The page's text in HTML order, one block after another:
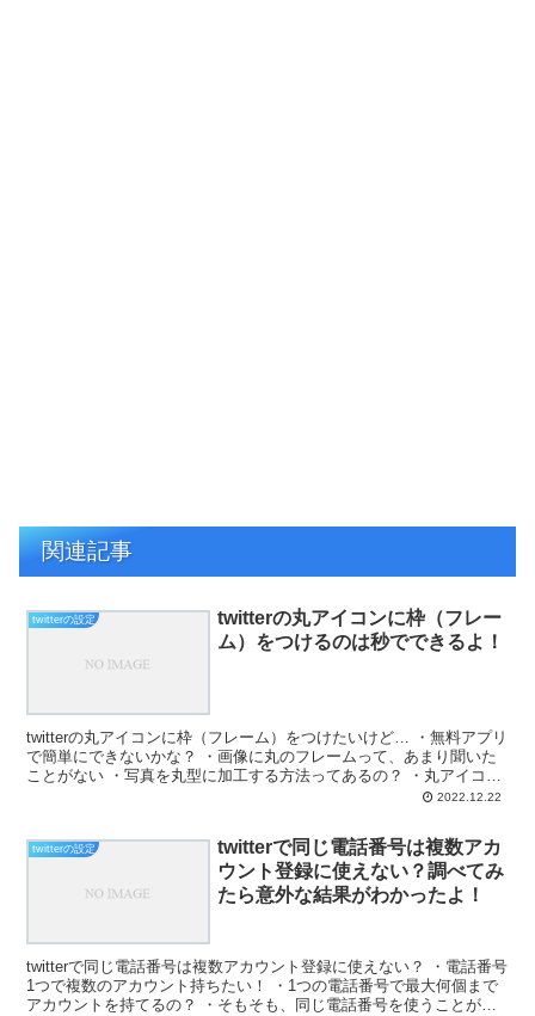
関連記事
twitterの設定
twitterの丸アイコンに枠（フレー
ム）をつけるのは秒でできるよ！
twitterの丸アイコンに枠（フレーム）をつけたいけど… ・無料アプリ
で簡単にできないかな？ ・画像に丸のフレームって、あまり聞いた
ことがない ・写真を丸型に加工する方法ってあるの？ ・丸アイコン
2022.12.22
twitterの設定
twitterで同じ電話番号は複数アカ
ウント登録に使えない？調べてみ
たら意外な結果がわかったよ！
twitterで同じ電話番号は複数アカウント登録に使えない？ ・電話番号
1つで複数のアカウント持ちたい！ ・1つの電話番号で最大何個まで
アカウントを持てるの？ ・そもそも、同じ電話番号を使うことがで